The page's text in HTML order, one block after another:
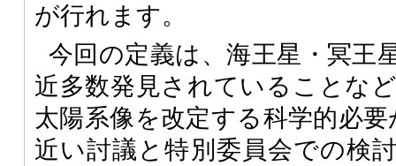
が行れます。
今回の定義は、海王星・冥王
近多数発見されていることな
太陽系像を改定する科学的必
近い討議と特別委員会での検